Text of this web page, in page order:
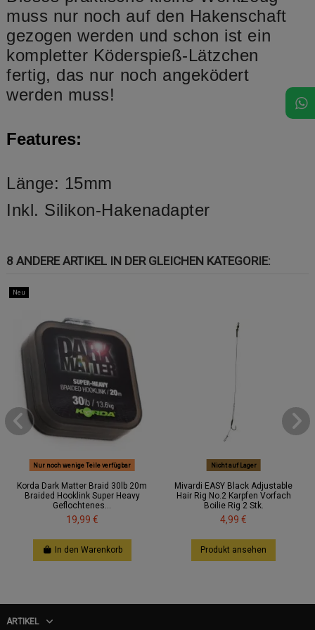
muss nur noch auf den Hakenschaft
gezogen werden und schon ist ein
kompletter Köderspieß-Lätzchen
fertig, das nur noch angeködert
werden muss!
Features:
Länge: 15mm
Inkl. Silikon-Hakenadapter
8 ANDERE ARTIKEL IN DER GLEICHEN KATEGORIE:
Neu
Nur noch wenige Teile verfügbar
Korda Dark Matter Braid 30lb 20m
Braided Hooklink Super Heavy
Geflochtenes...
19,99 €
In den Warenkorb
Nicht auf Lager
Mivardi EASY Black Adjustable
Hair Rig No.2 Karpfen Vorfach
Boilie Rig 2 Stk.
4,99 €
Produkt ansehen
ARTIKEL